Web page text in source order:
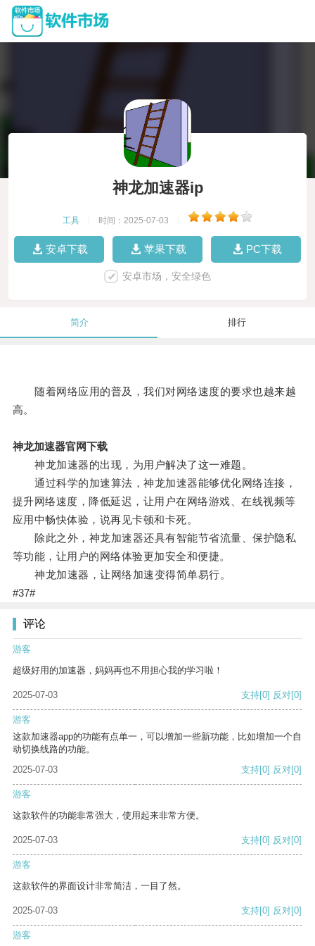
神龙加速器ip
工具 时间：2025-07-03
安卓下载 苹果下载 PC下载
安卓市场，安全绿色
简介 排行
随着网络应用的普及，我们对网络速度的要求也越来越
高。
神龙加速器官网下载
神龙加速器的出现，为用户解决了这一难题。
通过科学的加速算法，神龙加速器能够优化网络连接，
提升网络速度，降低延迟，让用户在网络游戏、在线视频等
应用中畅快体验，说再见卡顿和卡死。
除此之外，神龙加速器还具有智能节省流量、保护隐私
等功能，让用户的网络体验更加安全和便捷。
神龙加速器，让网络加速变得简单易行。
#37#
评论
游客
超级好用的加速器，妈妈再也不用担心我的学习啦！
2025-07-03 支持[0] 反对[0]
游客
这款加速器app的功能有点单一，可以增加一些新功能，比如增加一个自
动切换线路的功能。
2025-07-03
支持[0] 反对[0]
游客
这款软件的功能非常强大，使用起来非常方便。
2025-07-03 支持[0] 反对[0]
游客
这款软件的界面设计非常简洁，一目了然。
2025-07-03 支持[0] 反对[0]
游客